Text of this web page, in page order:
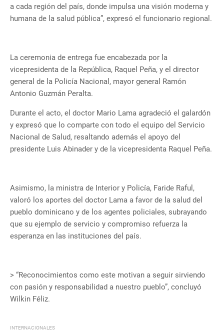
a cada región del país, donde impulsa una visión moderna y
humana de la salud pública”, expresó el funcionario regional.
La ceremonia de entrega fue encabezada por la
vicepresidenta de la República, Raquel Peña, y el director
general de la Policía Nacional, mayor general Ramón
Antonio Guzmán Peralta.
Durante el acto, el doctor Mario Lama agradeció el galardón
y expresó que lo comparte con todo el equipo del Servicio
Nacional de Salud, resaltando además el apoyo del
presidente Luis Abinader y de la vicepresidenta Raquel Peña.
Asimismo, la ministra de Interior y Policía, Faride Raful,
valoró los aportes del doctor Lama a favor de la salud del
pueblo dominicano y de los agentes policiales, subrayando
que su ejemplo de servicio y compromiso refuerza la
esperanza en las instituciones del país.
> “Reconocimientos como este motivan a seguir sirviendo
con pasión y responsabilidad a nuestro pueblo”, concluyó
Wilkin Féliz.
INTERNACIONALES